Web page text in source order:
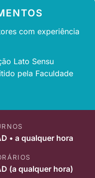
com experiência
Lato Sensu
pela Faculdade
• a qualquer hora
(a qualquer hora)